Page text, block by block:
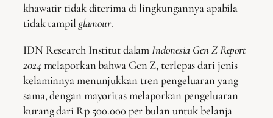
khawatir tidak diterima di lingkungannya apabila
tidak tampil glamour.
IDN Research Institut dalamIndonesia Gen Z Report
2024 melaporkan bahwa Gen Z, terlepas dari jenis
kelaminnya menunjukkan tren pengeluaran yang
sama, dengan mayoritas melaporkan pengeluaran
kurang dari Rp 500.000 per bulan untuk belanja